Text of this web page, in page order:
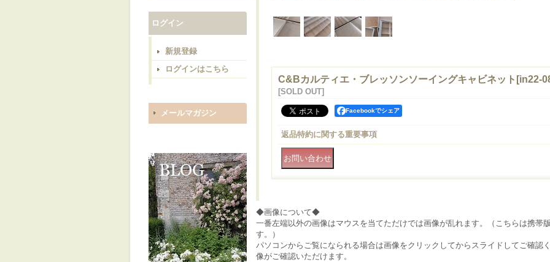
ログイン
新規登録
ログインはこちら
メールマガジン
C&Bカルティエ・ブレッソンソーイングキャビネット [in22-
[SOLD OUT]
Facebookでシェア
返品特約に関する重要事項
◆画像について◆
一番左端以外の画像はマウスを当てただけでは画像が乱れます。（こちらは携帯
す。）
パソコンからご覧になられる場合は画像をクリックしてからスライドしてご確認
像がご確認いただけます。